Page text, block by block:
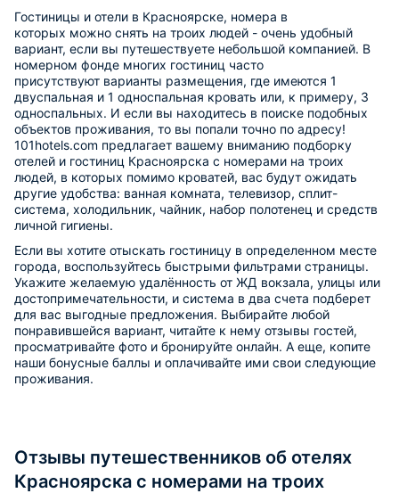
Гостиницы и отели в Красноярске, номера в
которых можно снять на троих людей - очень удобный
вариант, если вы путешествуете небольшой компанией. В
номерном фонде многих гостиниц часто
присутствуют варианты размещения, где имеются 1
двуспальная и 1 односпальная кровать или, к примеру, 3
односпальных. И если вы находитесь в поиске подобных
объектов проживания, то вы попали точно по адресу!
101hotels.com предлагает вашему вниманию подборку
отелей и гостиниц Красноярска с номерами на троих
людей, в которых помимо кроватей, вас будут ожидать
другие удобства: ванная комната, телевизор, сплит-
система, холодильник, чайник, набор полотенец и средств
личной гигиены.
Если вы хотите отыскать гостиницу в определенном месте
города, воспользуйтесь быстрыми фильтрами страницы.
Укажите желаемую удалённость от ЖД вокзала, улицы или
достопримечательности, и система в два счета подберет
для вас выгодные предложения. Выбирайте любой
понравившейся вариант, читайте к нему отзывы гостей,
просматривайте фото и бронируйте онлайн. А еще, копите
наши бонусные баллы и оплачивайте ими свои следующие
проживания.
Отзывы путешественников об отелях
Красноярска с номерами на троих